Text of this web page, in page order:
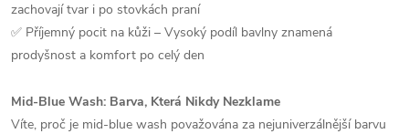
zachovají tvar i po stovkách praní
✅ Příjemný pocit na kůži – Vysoký podíl bavlny znamená
prodyšnost a komfort po celý den
Mid-Blue Wash: Barva, Která Nikdy Nezklame
Víte, proč je mid-blue wash považována za nejuniverzálnější barvu